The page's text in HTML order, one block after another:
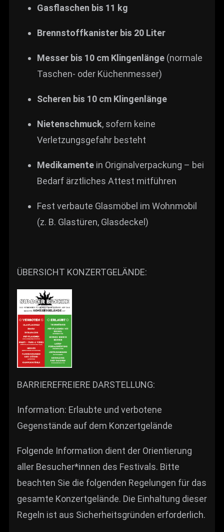
Gasflaschen bis 11 kg
Brennstoffkanister bis 20 Liter
Messer bis 10 cm Klingenlänge (normale
Taschen- oder Küchenmesser)
Scheren bis 10 cm Klingenlänge
Nietenschmuck, sofern keine
Verletzungsgefahr besteht
Medikamente in Originalverpackung – bei
Bedarf ärztliches Attest mitführen
Fest verbaute Glasmöbel im Wohnmobil
(z. B. Glastüren, Glasdeckel)
ÜBERSICHT KONZERTGELÄNDE:
BARRIEREFREIERE DARSTELLUNG:
Information: Erlaubte und verbotene
Gegenstände auf dem Konzertgelände
Folgende Information dient der Orientierung
aller Besucher*innen des Festivals. Bitte
beachten Sie die folgenden Regelungen für das
gesamte Konzertgelände. Die Einhaltung dieser
Regeln ist aus Sicherheitsgründen erforderlich.